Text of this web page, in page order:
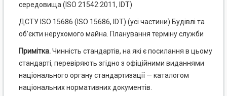
середовища (ISO 21542:2011, IDT)
ДСТУ ISO 15686 (ISO 15686, IDT) (усі частини) Будівлі та
об’єкти нерухомого майна. Планування терміну служби
Примітка.Чинність стандартів, на які є посилання в цьому
стандарті, перевіряють згідно з офіційними виданнями
національного органу стандартизації — каталогом
національних нормативних документів.